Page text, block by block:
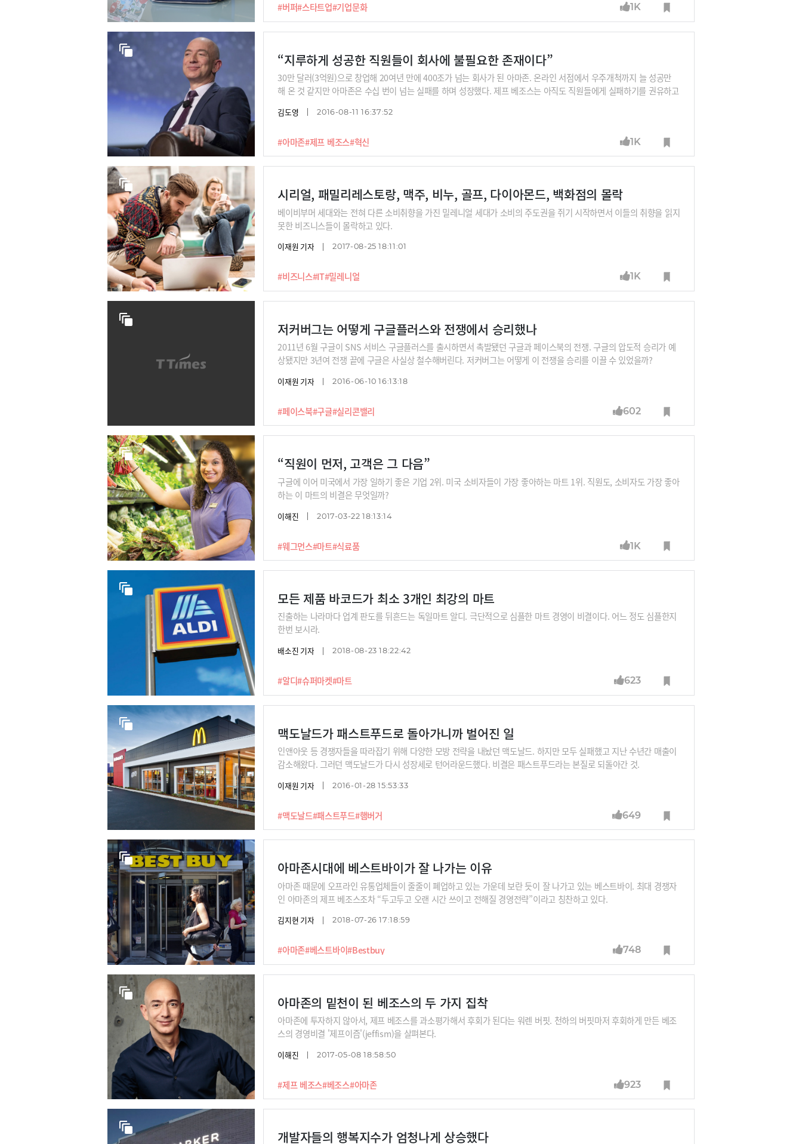
#버퍼#스타트업#기업문화 1K
“지루하게 성공한 직원들이 회사에 불필요한 존재이다”
#아마존#제프 베조스#혁신
30만 달러(3억원)으로 창업해 20여년 만에 400조가 넘는 회사가 된 아마존. 온라인 서점에서 우주개척까지 늘 성공만
해 온 것 같지만 아마존은 수십 번이 넘는 실패를 하며 성장했다. 제프 베조스는 아직도 직원들에게 실패하기를 권유하고
김도영 2016-08-11 16:37:52
1K
시리얼, 패밀리레스토랑, 맥주, 비누, 골프, 다이아몬드, 백화점의 몰락
#비즈니스#IT#밀레니얼
베이비부머 세대와는 전혀 다른 소비취향을 가진 밀레니얼 세대가 소비의 주도권을 쥐기 시작하면서 이들의 취향을 읽지
못한 비즈니스들이 몰락하고 있다.
이재원 기자 2017-08-25 18:11:01
1K
저커버그는 어떻게 구글플러스와 전쟁에서 승리했나
#페이스북#구글#실리콘밸리
2011년 6월 구글이 SNS 서비스 구글플러스를 출시하면서 촉발됐던 구글과 페이스북의 전쟁. 구글의 압도적 승리가 예
상됐지만 3년여 전쟁 끝에 구글은 사실상 철수해버린다. 저커버그는 어떻게 이 전쟁을 승리를 이끌 수 있었을까?
이재원 기자 2016-06-10 16:13:18
602
“직원이 먼저, 고객은 그 다음”
#웨그먼스#마트#식료품
구글에 이어 미국에서 가장 일하기 좋은 기업 2위. 미국 소비자들이 가장 좋아하는 마트 1위. 직원도, 소비자도 가장 좋아
하는 이 마트의 비결은 무엇일까?
이해진 2017-03-22 18:13:14
1K
모든 제품 바코드가 최소 3개인 최강의 마트
#알디#슈퍼마켓#마트
진출하는 나라마다 업계 판도를 뒤흔드는 독일마트 알디. 극단적으로 심플한 마트 경영이 비결이다. 어느 정도 심플한지
한번 보시라.
배소진 기자 2018-08-23 18:22:42
623
맥도날드가 패스트푸드로 돌아가니까 벌어진 일
#맥도날드#패스트푸드#햄버거
인앤아웃 등 경쟁자들을 따라잡기 위해 다양한 모방 전략을 내놨던 맥도날드. 하지만 모두 실패했고 지난 수년간 매출이
감소해왔다. 그러던 맥도날드가 다시 성장세로 턴어라운드했다. 비결은 패스트푸드라는 본질로 되돌아간 것.
이재원 기자 2016-01-28 15:53:33
649
아마존시대에 베스트바이가 잘 나가는 이유
#아마존#베스트바이#Bestbuy
아마존 때문에 오프라인 유통업체들이 줄줄이 폐업하고 있는 가운데 보란 듯이 잘 나가고 있는 베스트바이. 최대 경쟁자
인 아마존의 제프 베조스조차 “두고두고 오랜 시간 쓰이고 전해질 경영전략”이라고 칭찬하고 있다.
김지현 기자 2018-07-26 17:18:59
748
아마존의 밑천이 된 베조스의 두 가지 집착
#제프 베조스#베조스#아마존
아마존에 투자하지 않아서, 제프 베조스를 과소평가해서 후회가 된다는 워렌 버핏. 천하의 버핏마저 후회하게 만든 베조
스의 경영비결 '제프이즘'(jeffism)을 살펴본다.
이해진 2017-05-08 18:58:50
923
개발자들의 행복지수가 엄청나게 상승했다